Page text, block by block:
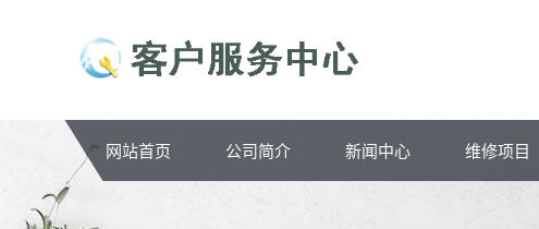
网站首页 公司简介 新闻中心 维修项目